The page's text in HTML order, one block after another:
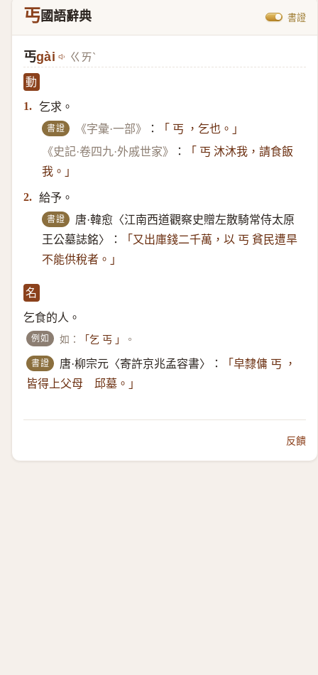
丐國語辭典 書證
丐gài ㄍㄞˋ
動
1. 乞求。
書證 《字彙·一部》 ：
「 丐 ，乞也。」
《史記·卷四九·外戚世家》
：
「 丐 沐沐我，請食飯
我。」
2. 給予。
書證
唐·韓愈〈江南西道觀察史贈左散騎常侍太原
王公墓誌銘〉：
「又出庫錢二千萬，以 丐 貧民遭旱
不能供稅者。」
名
乞食的人。
例如 如： 「乞 丐 」 。
書證 唐·柳宗元〈寄許京兆孟容書〉：
「皁隸傭 丐 ，
皆得上父母 邱墓。」
反饋